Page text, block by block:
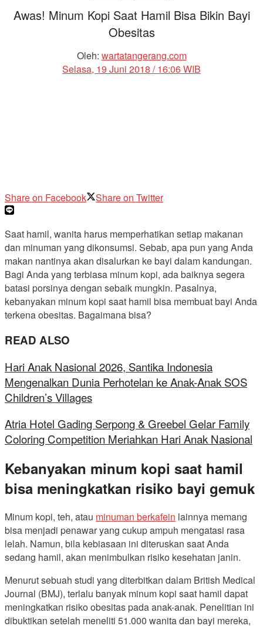
Awas! Minum Kopi Saat Hamil Bisa Bikin Bayi
Obesitas
Oleh: wartatangerang.com
Selasa, 19 Juni 2018 / 16:06 WIB
Share on Facebook Share on Twitter
Saat hamil, wanita harus memperhatikan setiap makanan
dan minuman yang dikonsumsi. Sebab, apa pun yang Anda
makan nantinya akan disalurkan ke bayi dalam kandungan.
Bagi Anda yang terbiasa minum kopi, ada baiknya segera
batasi porsinya dengan sebaik mungkin. Pasalnya,
kebanyakan minum kopi saat hamil bisa membuat bayi Anda
terkena obesitas. Bagaimana bisa?
READ ALSO
Hari Anak Nasional 2026, Santika Indonesia
Mengenalkan Dunia Perhotelan ke Anak-Anak SOS
Children’s Villages
Atria Hotel Gading Serpong & Greebel Gelar Family
Coloring Competition Meriahkan Hari Anak Nasional
Kebanyakan minum kopi saat hamil
bisa meningkatkan risiko bayi gemuk
Minum kopi, teh, atau minuman berkafein lainnya memang
bisa menjadi penawar yang cukup ampuh mengatasi rasa
lelah. Namun, bila kebiasaan ini diteruskan saat Anda
sedang hamil, akan menimbulkan risiko kesehatan janin.
Menurut sebuah studi yang diterbitkan dalam British Medical
Journal (BMJ), terlalu banyak minum kopi saat hamil dapat
meningkatkan risiko obesitas pada anak-anak. Penelitian ini
dibuktikan setelah meneliti 51.000 wanita dan bayi mereka,